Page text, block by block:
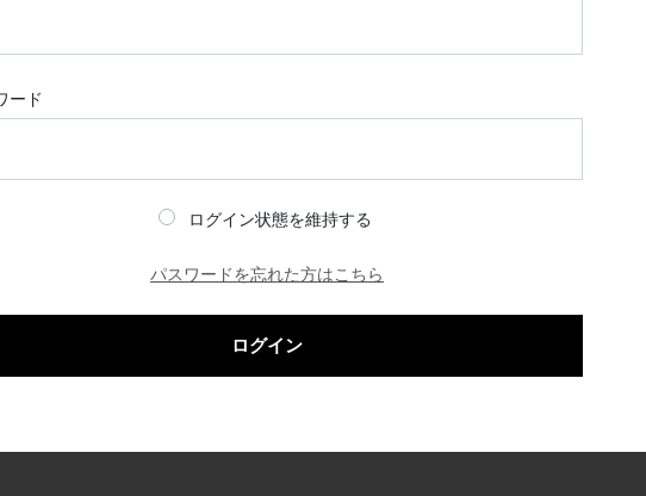
ード
ログイン状態を維持する
パスワードを忘れた方はこちら
ログイン